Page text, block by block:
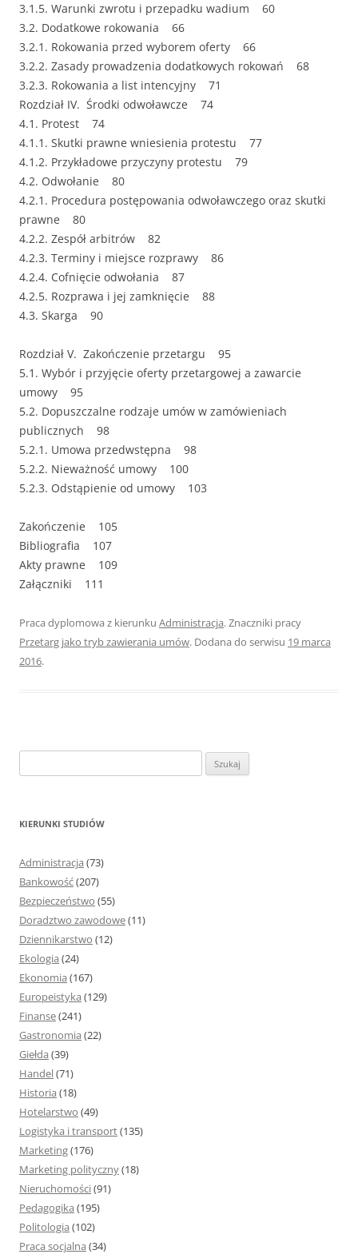
3.1.5. Warunki zwrotu i przepadku wadium 60
3.2. Dodatkowe rokowania 66
3.2.1. Rokowania przed wyborem oferty 66
3.2.2. Zasady prowadzenia dodatkowych rokowań 68
3.2.3. Rokowania a list intencyjny 71
Rozdział IV. Środki odwoławcze 74
4.1. Protest 74
4.1.1. Skutki prawne wniesienia protestu 77
4.1.2. Przykładowe przyczyny protestu 79
4.2. Odwołanie 80
4.2.1. Procedura postępowania odwoławczego oraz skutki
prawne 80
4.2.2. Zespół arbitrów 82
4.2.3. Terminy i miejsce rozprawy 86
4.2.4. Cofnięcie odwołania 87
4.2.5. Rozprawa i jej zamknięcie 88
4.3. Skarga 90
Rozdział V. Zakończenie przetargu 95
5.1. Wybór i przyjęcie oferty przetargowej a zawarcie
umowy 95
5.2. Dopuszczalne rodzaje umów w zamówieniach
publicznych 98
5.2.1. Umowa przedwstępna 98
5.2.2. Nieważność umowy 100
5.2.3. Odstąpienie od umowy 103
Zakończenie 105
Bibliografia 107
Akty prawne 109
Załączniki 111
Praca dyplomowa z kierunku Administracja. Znaczniki pracy
Przetarg jako tryb zawierania umów. Dodana do serwisu 19 marca
2016.
z
KIERUNKI STUDIÓW
Administracja (73)
Bankowość(207)
Bezpieczeństwo (55)
Doradztwo zawodowe(11)
Dziennikarstwo (12)
Ekologia (24)
Ekonomia (167)
Europeistyka (129)
Finanse(241)
Gastronomia (22)
Giełda (39)
Handel(71)
Historia (18)
Hotelarstwo (49)
Logistyka i transport(135)
Marketing(176)
Marketing polityczny(18)
Nieruchomości(91)
Pedagogika (195)
Politologia (102)
Praca socjalna (34)